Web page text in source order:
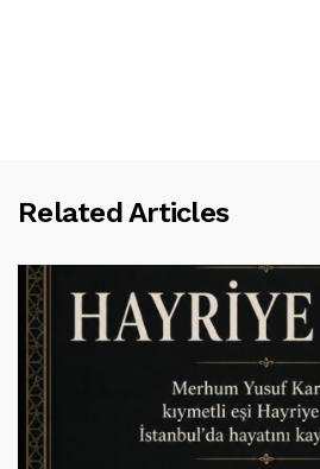
Related Articles